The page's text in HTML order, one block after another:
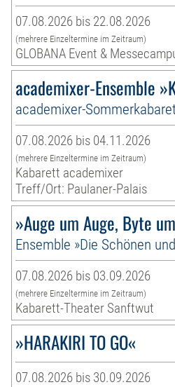
07.08.2026 bis 22.08.2026
(mehrere Einzeltermine im Zeitraum)
GLOBANA Event &
academixer-Ensemble
academixer-
07.08.2026 bis 04.11.2026
(mehrere Einzeltermine im Zeitraum)
Kabarett academixer
Treff/Ort: Paulaner-Palais
»Auge um Auge, Byte
Ensemble »Die Schönen
07.08.2026 bis 03.09.2026
(mehrere Einzeltermine im Zeitraum)
Kabarett-Theater Sanftwut
»HARAKIRI TO GO«
07.08.2026 bis 30.09.2026